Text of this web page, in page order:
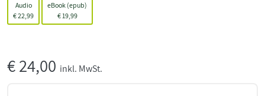
Audio
€22,99
eBook (epub)
€19,99
€24,00 inkl. MwSt.